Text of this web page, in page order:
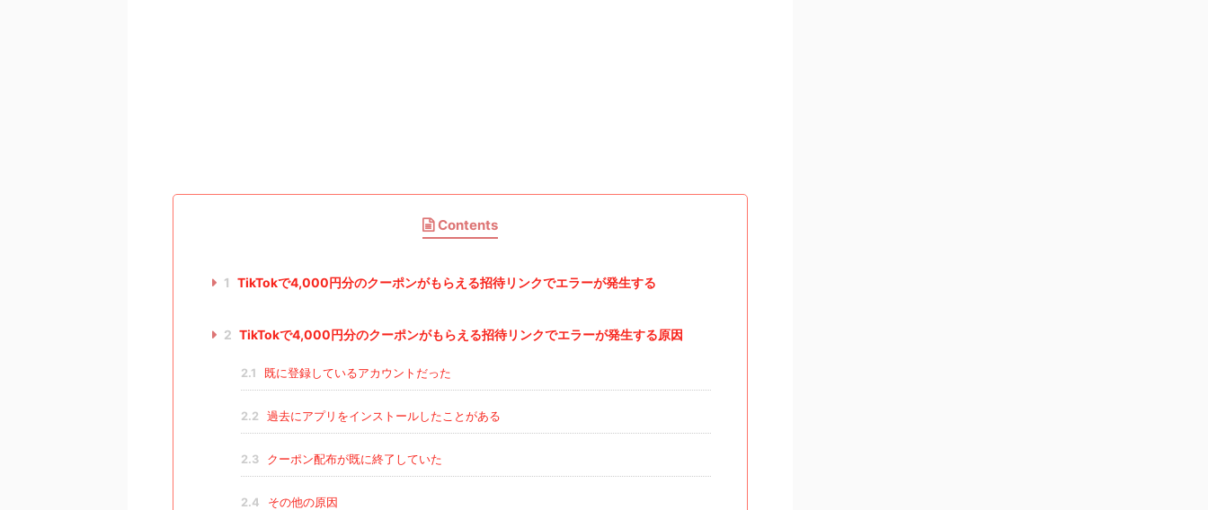
Contents
1 TikTokで4,000円分のクーポンがもらえる招待リンクでエラーが発生する
2 TikTokで4,000円分のクーポンがもらえる招待リンクでエラーが発生する原因
2.1 既に登録しているアカウントだった
2.2 過去にアプリをインストールしたことがある
2.3 クーポン配布が既に終了していた
2.4 その他の原因